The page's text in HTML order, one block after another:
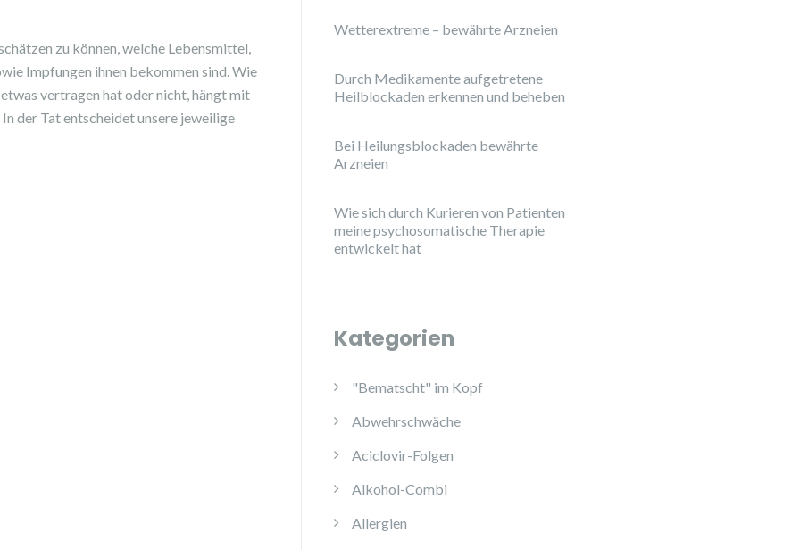
zu können, welche Lebensmittel,
Impfungen ihnen bekommen sind. Wie
vertragen hat oder nicht, hängt mit
der Tat entscheidet unsere jeweilige
Wetterextreme – bewährte Arzneien
Durch Medikamente aufgetretene
Heilblockaden erkennen und beheben
Bei Heilungsblockaden bewährte
Arzneien
Wie sich durch Kurieren von Patienten
meine psychosomatische Therapie
entwickelt hat
Kategorien
"Bematscht" im Kopf
Abwehrschwäche
Aciclovir-Folgen
Alkohol-Combi
Allergien